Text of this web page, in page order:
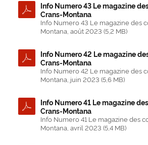
Info Numero 43 Le magazine
Crans-Montana
Info Numero 43 Le magazine des
Montana, août 2023 (5,2 MB)
Info Numero 42 Le magazine
Crans-Montana
Info Numero 42 Le magazine des
Montana, juin 2023 (5,6 MB)
Info Numero 41 Le magazine
Crans-Montana
Info Numero 41 Le magazine des
Montana, avril 2023 (5,4 MB)